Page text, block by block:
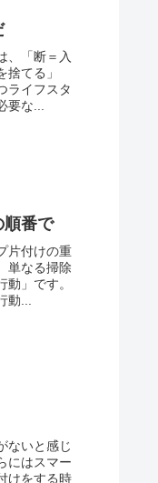
、「断＝入
てる」
ライフスタ
な...
順番で
片付けの重
単なる掃除
」です。
...
ないと感じ
にはスマー
けをする時